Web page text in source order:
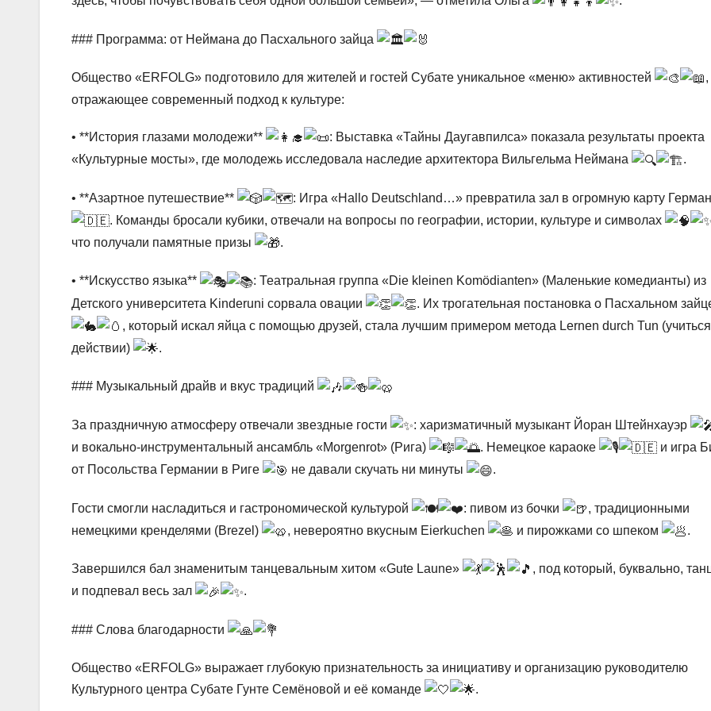
### Программа: от Неймана до Пасхального зайца
Общество «ERFOLG» подготовило для жителей и гостей Субате уникальное «меню» активностей
,
отражающее современный подход к культуре:
• **История глазами молодежи**
: Выставка «Тайны Даугавпилса» показала результаты проекта
«Культурные мосты», где молодежь исследовала наследие архитектора Вильгельма Неймана
.
• **Азартное путешествие**
: Игра «Hallo Deutschland…» превратила зал в огромную карту
. Команды бросали кубики, отвечали на вопросы по географии, истории, культуре и символах
что получали памятные призы
.
• **Искусство языка**
: Театральная группа «Die kleinen Komödianten» (Маленькие комедианты) из
Детского университета Kinderuni сорвала овации
. Их трогательная постановка о Пасхальном
, который искал яйца с помощью друзей, стала лучшим примером метода Lernen durch Tun
действии)
.
### Музыкальный драйв и вкус традиций
За праздничную атмосферу отвечали звездные гости
: харизматичный музыкант Йоран Штейнхауэр
и вокально-инструментальный ансамбль «Morgenrot» (Рига)
. Немецкое караоке
и игра
от Посольства Германии в Риге
не давали скучать ни минуты .
Гости смогли насладиться и гастрономической культурой : пивом из бочки
, традиционными
немецкими кренделями (Brezel)
, невероятно вкусным Eierkuchen и пирожками со шпеком .
Завершился бал знаменитым танцевальным хитом «Gute Laune»
, под который, буквально,
и подпевал весь зал
.
### Слова благодарности
Общество «ERFOLG» выражает глубокую признательность за инициативу и организацию руководителю
Культурного центра Субате Гунте Семёновой и её команде
.